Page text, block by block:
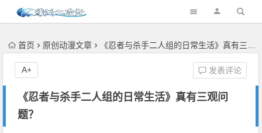
首页 原创动漫文章 《忍者与杀手二人组的日常生活》真有三观问题？
《忍者与杀手二人组的日常生活》真有三观问
题？
发表评论
A+